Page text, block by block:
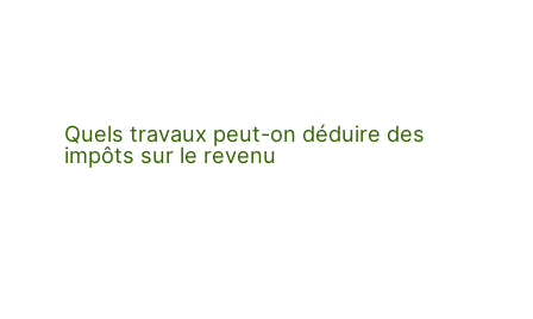
Quels travaux peut-on déduire des
impôts sur le revenu